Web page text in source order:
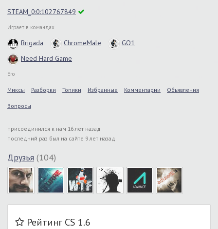
STEAM_0:0:102767849
Играет в командах
Brigada ChromeMale
GO1
Need Hard Game
Его
Миксы Разборки Топики Избранные Комментарии Объявления
Вопросы
присоединился к нам 16 лет назад
последний раз был на сайте 9 лет назад
Друзья (104)
Рейтинг CS 1.6